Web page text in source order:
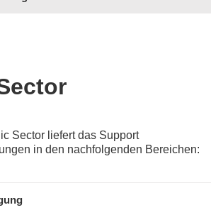
Sector liefert das Support
in den nachfolgenden Bereichen: